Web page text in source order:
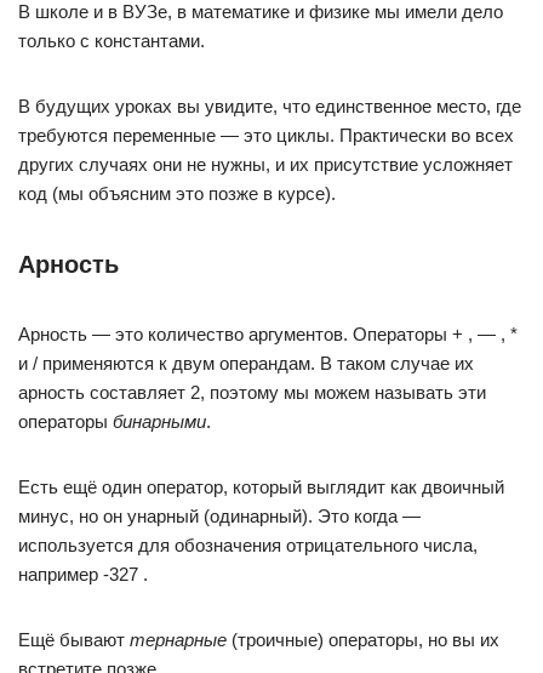
В школе и в ВУЗе, в математике и физике мы имели дело
только с константами.
В будущих уроках вы увидите, что единственное место, где
требуются переменные — это циклы. Практически во всех
других случаях они не нужны, и их присутствие усложняет
код (мы объясним это позже в курсе).
Арность
Арность — это количество аргументов. Операторы + , — , *
и / применяются к двум операндам. В таком случае их
арность составляет 2, поэтому мы можем называть эти
операторы бинарными.
Есть ещё один оператор, который выглядит как двоичный
минус, но он унарный (одинарный). Это когда —
используется для обозначения отрицательного числа,
например -327 .
Ещё бывают тернарные (троичные) операторы, но вы их
встретите позже.